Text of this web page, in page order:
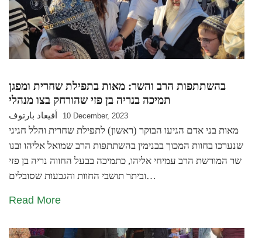
בהשתתפות הרב והשר: מאות בתפילת שחרית ומפגן
תמיכה בנריה בן פזי שהורחק בצו מנהלי
أفيعاد بارتوف 10 December, 2023
מאות בני אדם הגיעו הבוקר (ראשון) לתפילת שחרית והלל חגיגי
שנערכו בחוות המכוך בבנימין בהשתתפות הרב שמואל אליהו ובנו
שר המורשת הרב עמיחי אליהו, כתמיכה בבעל החווה נריה בן פזי
וביתר תושבי החוות והגבעות שסובלים…
Read More